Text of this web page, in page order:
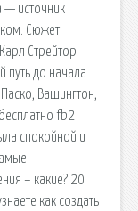
— источник
Сюжет.
Стрейтор
путь до начала
Вашингтон,
fb2
спокойной и
– какие? 20
как создать